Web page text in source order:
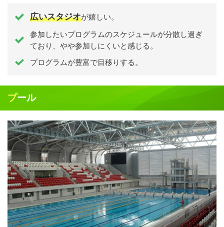
広いスタジオが嬉しい。
参加したいプログラムのスケジュールが分散し過ぎ
ており、やや参加しにくいと感じる。
プログラムが豊富で目移りする。
プール